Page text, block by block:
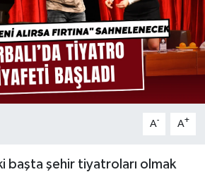
A- A+
başta şehir tiyatroları olmak